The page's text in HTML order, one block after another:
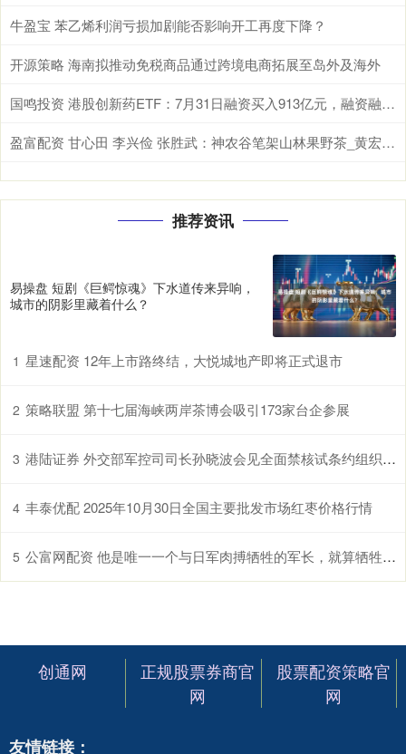
牛盈宝 苯乙烯利润亏损加剧能否影响开工再度下降？
开源策略 海南拟推动免税商品通过跨境电商拓展至岛外及海外
国鸣投资 港股创新药ETF：7月31日融资买入913亿元，融资融券余额1071亿元
盈富配资 甘心田 李兴俭 张胜武：神农谷笔架山林果野茶_黄宏云_猕猴桃_桐柏
推荐资讯
易操盘 短剧《巨鳄惊魂》下水道传来异响，
城市的阴影里藏着什么？
1 星速配资 12年上市路终结，大悦城地产即将正式退市
2 策略联盟 第十七届海峡两岸茶博会吸引173家台企参展
3 港陆证券 外交部军控司司长孙晓波会见全面禁核试条约组织筹委会执行秘书弗洛伊德
4 丰泰优配 2025年10月30日全国主要批发市场红枣价格行情
5 公富网配资 他是唯一一个与日军肉搏牺牲的军长，就算牺牲身体也依然屹立不倒
创通网
正规股票券商官
网
股票配资策略官
网
友情链接：